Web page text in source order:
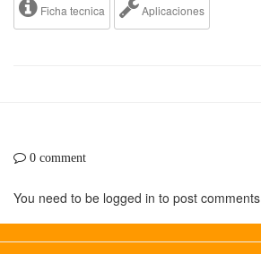
Ficha tecnica Aplicaciones
0 comment
You need to be logged in to post comments